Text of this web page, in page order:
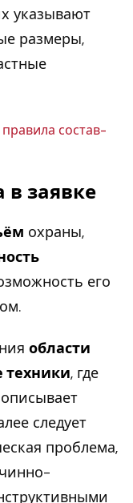
указывают
размеры,
правила со­став­
в заявке
охраны,
его
области
техники, где
следует
проблема,